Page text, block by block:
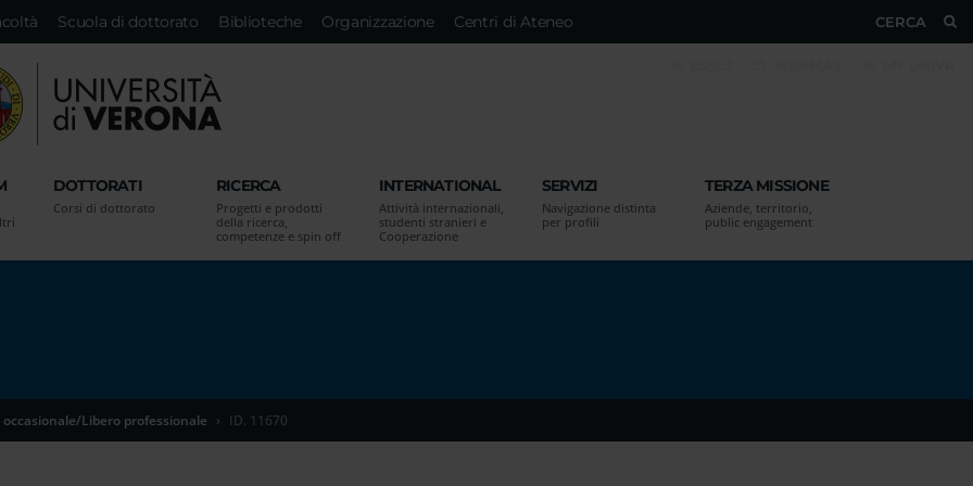
CERCA
Scuola di dottorato Biblioteche Organizzazione Centri di Ateneo
DOTTORATI
Corsi di dottorato
RICERCA
Progetti e prodotti
della ricerca,
competenze e spin off
INTERNATIONAL
Attività internazionali,
studenti stranieri e
Cooperazione
SERVIZI
Navigazione distinta
per profili
TERZA MISSIONE
Aziende, territorio,
public engagement
Libero professionale ID. 11670